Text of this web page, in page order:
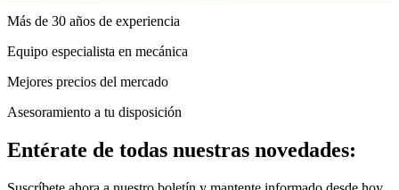
Más de 30 años de experiencia
Equipo especialista en mecánica
Mejores precios del mercado
Asesoramiento a tu disposición
Entérate de todas nuestras novedades: